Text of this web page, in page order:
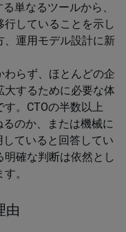
単なるツールから、
していることを示し
、運用モデル設計に新
わらず、ほとんどの企
するために必要な体
。CTOの半数以上
るのか、または機械に
ていると回答してい
確な判断は依然とし
。
由